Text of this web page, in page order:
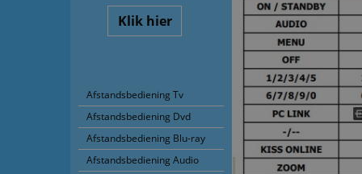
Klik hier
Afstandsbediening Tv
Afstandsbediening Dvd
Afstandsbediening Blu-ray
Afstandsbediening Audio